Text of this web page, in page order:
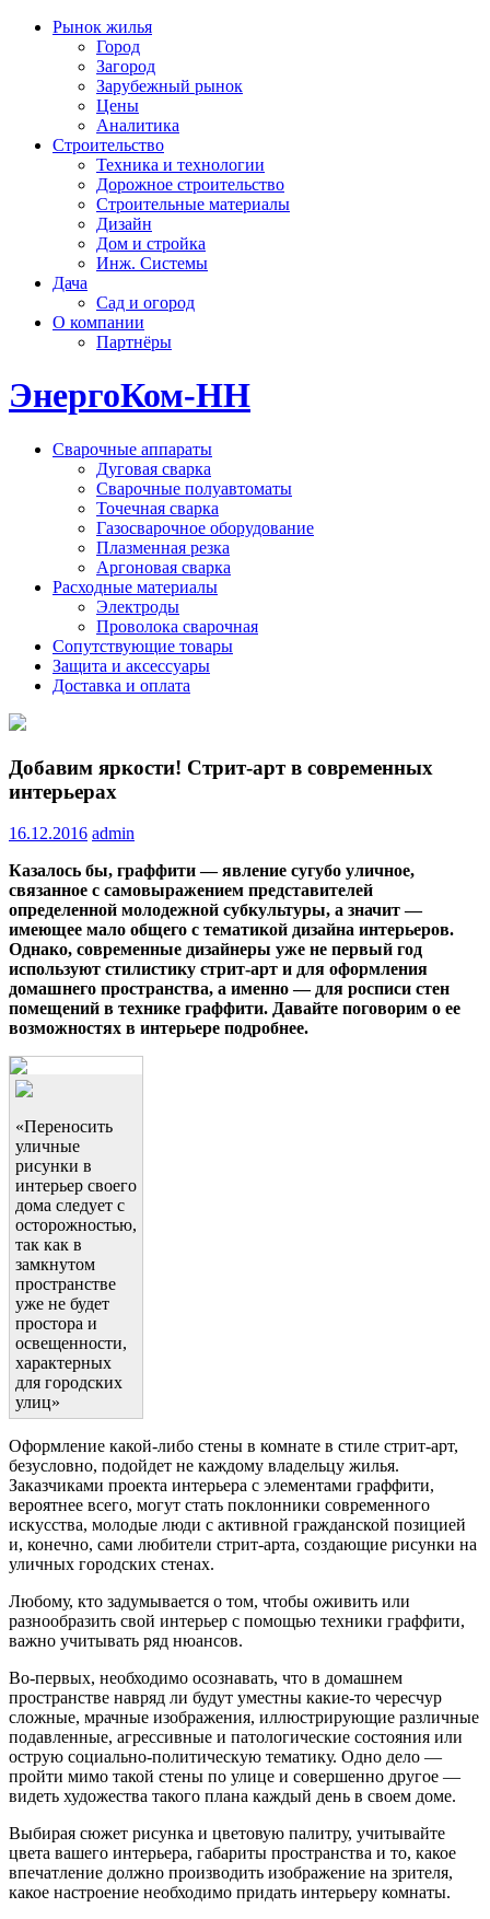
Рынок жилья
Город
Загород
Зарубежный рынок
Цены
Аналитика
Строительство
Техника и технологии
Дорожное строительство
Строительные материалы
Дизайн
Дом и стройка
Инж. Системы
Дача
Сад и огород
О компании
Партнёры
ЭнергоКом-НН
Сварочные аппараты
Дуговая сварка
Сварочные полуавтоматы
Точечная сварка
Газосварочное оборудование
Плазменная резка
Аргоновая сварка
Расходные материалы
Электроды
Проволока сварочная
Сопутствующие товары
Защита и аксессуары
Доставка и оплата
Добавим яркости! Стрит-арт в современных
интерьерах
16.12.2016 admin
Казалось бы, граффити — явление сугубо уличное,
связанное с самовыражением представителей
определенной молодежной субкультуры, а значит —
имеющее мало общего с тематикой дизайна интерьеров.
Однако, современные дизайнеры уже не первый год
используют стилистику стрит-арт и для оформления
домашнего пространства, а именно — для росписи стен
помещений в технике граффити. Давайте поговорим о ее
возможностях в интерьере подробнее.
«Переносить
уличные
рисунки в
интерьер своего
дома следует с
осторожностью,
так как в
замкнутом
пространстве
уже не будет
простора и
освещенности,
характерных
для городских
улиц»
Оформление какой-либо стены в комнате в стиле стрит-арт,
безусловно, подойдет не каждому владельцу жилья.
Заказчиками проекта интерьера с элементами граффити,
вероятнее всего, могут стать поклонники современного
искусства, молодые люди с активной гражданской позицией
и, конечно, сами любители стрит-арта, создающие рисунки на
уличных городских стенах.
Любому, кто задумывается о том, чтобы оживить или
разнообразить свой интерьер с помощью техники граффити,
важно учитывать ряд нюансов.
Во-первых, необходимо осознавать, что в домашнем
пространстве навряд ли будут уместны какие-то чересчур
сложные, мрачные изображения, иллюстрирующие различные
подавленные, агрессивные и патологические состояния или
острую социально-политическую тематику. Одно дело —
пройти мимо такой стены по улице и совершенно другое —
видеть художества такого плана каждый день в своем доме.
Выбирая сюжет рисунка и цветовую палитру, учитывайте
цвета вашего интерьера, габариты пространства и то, какое
впечатление должно производить изображение на зрителя,
какое настроение необходимо придать интерьеру комнаты.